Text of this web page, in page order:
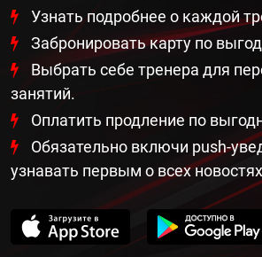
Узнать подробнее о каждой
Забронировать карту по
Выбрать себе тренера для
занятий.
Оплатить продление по
Обязательно включи push-
узнавать первым о всех